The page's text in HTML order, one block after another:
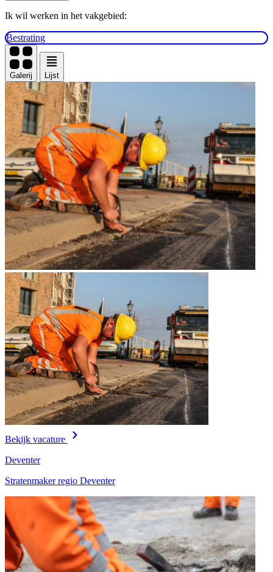
Ik wil werken in het vakgebied:
Bestrating
Galerij Lijst
Bekijk vacature
Deventer
Stratenmaker regio Deventer